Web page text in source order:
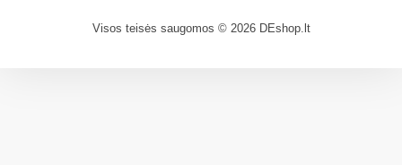
Visos teisės saugomos © 2026 DEshop.lt